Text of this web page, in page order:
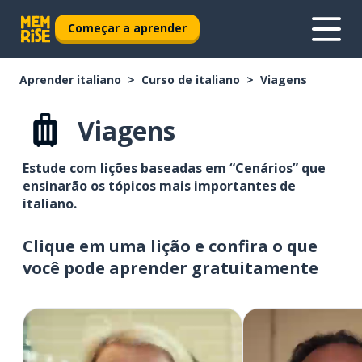
Começar a aprender
Aprender italiano Curso de italiano Viagens
Viagens
Estude com lições baseadas em “Cenários” que
ensinarão os tópicos mais importantes de
italiano.
Clique em uma lição e confira o que
você pode aprender gratuitamente